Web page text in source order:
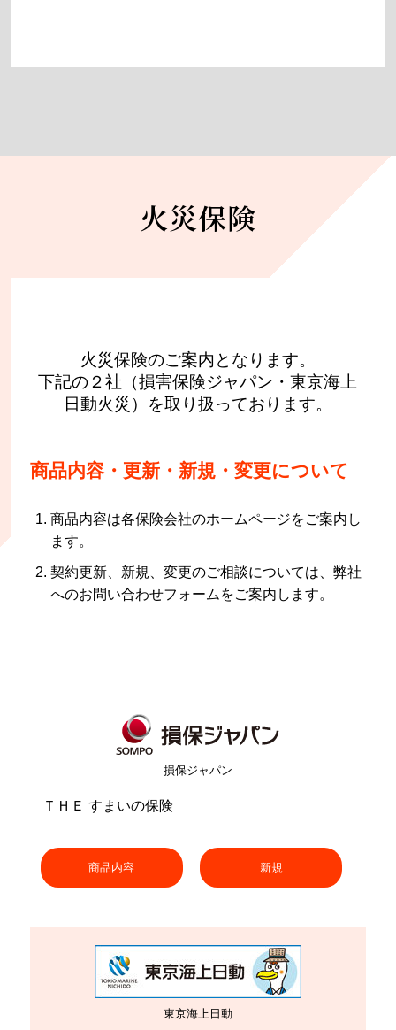
火災保険
火災保険のご案内となります。
下記の２社（損害保険ジャパン・東京海上
日動火災）を取り扱っております。
商品内容・更新・新規・変更について
商品内容は各保険会社のホームページをご案内し
ます。
契約更新、新規、変更のご相談については、弊社
へのお問い合わせフォームをご案内します。
損保ジャパン
ＴＨＥ すまいの保険
商品内容 新規
東京海上日動